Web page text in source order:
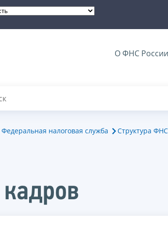
О ФНС России
Федеральная налоговая служба Структура